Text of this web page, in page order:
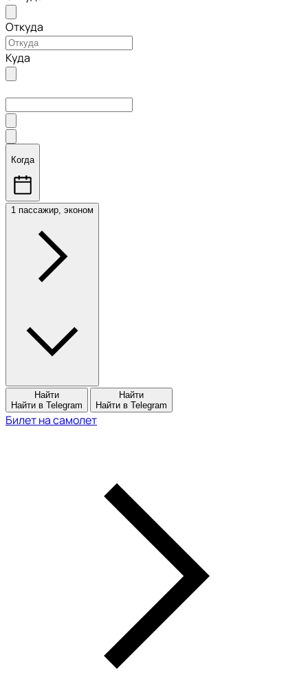
Откуда
Куда
Когда
1 пассажир, эконом
Найти
Найти в Telegram
Найти
Найти в Telegram
Билет на самолет